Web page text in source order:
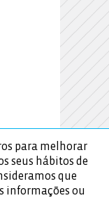
para melhorar
seus hábitos de
que
informações ou